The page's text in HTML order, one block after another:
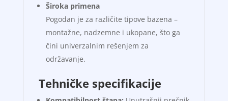
Široka primena
Pogodan je za različite tipove bazena –
montažne, nadzemne i ukopane, što ga
čini univerzalnim rešenjem za
održavanje.
Tehničke specifikacije